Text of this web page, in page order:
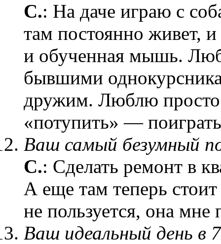
С.: На даче играю с
там постоянно живет,
и обученная мышь.
бывшими
дружим. Люблю просто
«потупить» —
Ваш самый безумный
С.: Сделать ремонт в
А еще там теперь
не пользуется, она мне
Ваш идеальный день в